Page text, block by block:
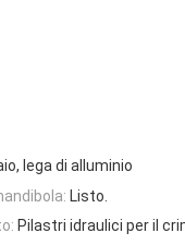
lega di alluminio
Listo.
Pilastri idraulici per il